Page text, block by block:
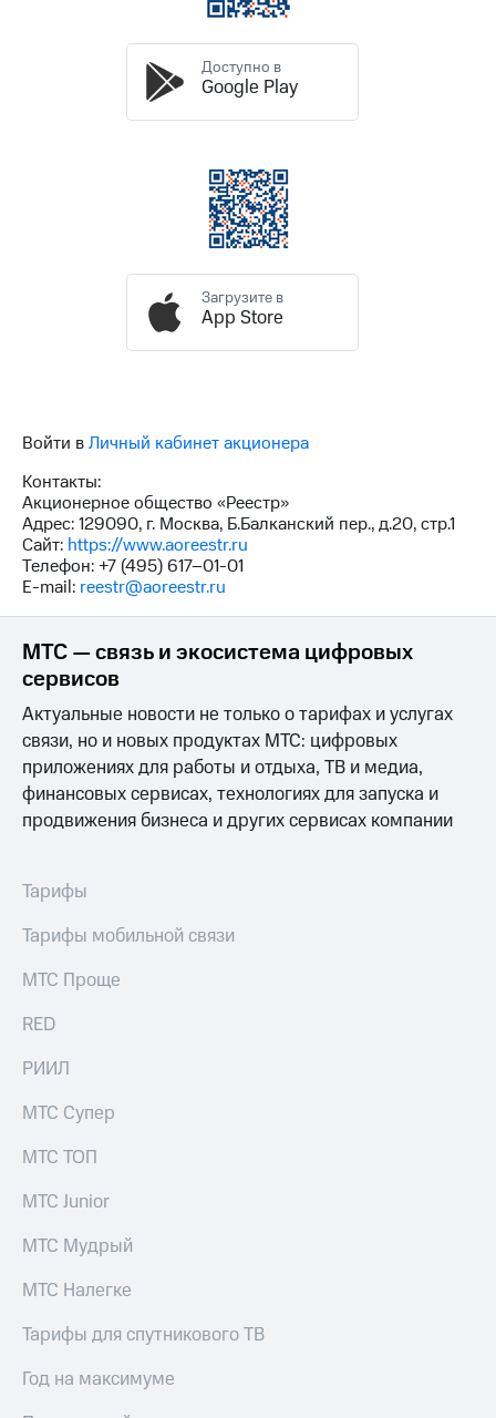
Собрания
акционеров
Личный
аудит
Описание
выкупа
Дивиденды
Рынок
облигаций
Описание
Еврооблигации-2023
погашении
именных
облигаций
Другое
Регистратор
Реквизиты
Контакты
развитие
Доступно в
Google Play
Загрузите в
App Store
Войти вЛичный кабинет акционера
Контакты:
Акционерное общество «Реестр»
Адрес: 129090, г. Москва, Б.Балканский пер., д.20, стр.1
Сайт: https://www.aoreestr.ru
Телефон: +7 (495) 617–01-01
E-mail: reestr@aoreestr.ru
МТС — связь и экосистема цифровых
сервисов
Актуальные новости не только о тарифах и услугах
связи, но и новых продуктах МТС: цифровых
приложениях для работы и отдыха, ТВ и медиа,
финансовых сервисах, технологиях для запуска и
продвижения бизнеса и других сервисах компании
Тарифы
Тарифы мобильной связи
МТС Проще
RED
РИИЛ
МТС Супер
МТС ТОП
МТС Junior
МТС Мудрый
МТС Налегке
Тарифы для спутникового ТВ
Год на максимуме